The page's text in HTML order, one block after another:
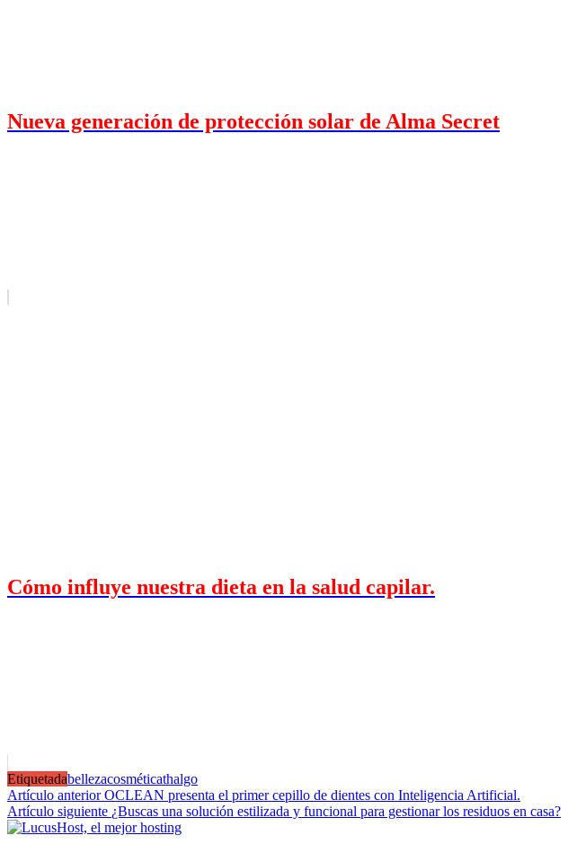
Nueva generación de protección solar de Alma Secret
Cómo influye nuestra dieta en la salud capilar.
Etiquetadabellezacosméticathalgo
Navegación
de
Artículo anterior OCLEAN presenta el primer cepillo de dientes con Inteligencia Artificial.
Artículo siguiente ¿Buscas una solución estilizada y funcional para gestionar los residuos en casa?